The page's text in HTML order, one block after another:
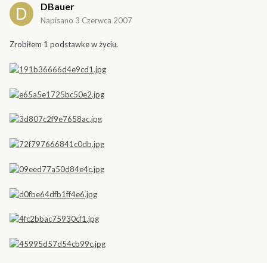
DBauer
Napisano 3 Czerwca 2007
Zrobiłem 1 podstawke w życiu.